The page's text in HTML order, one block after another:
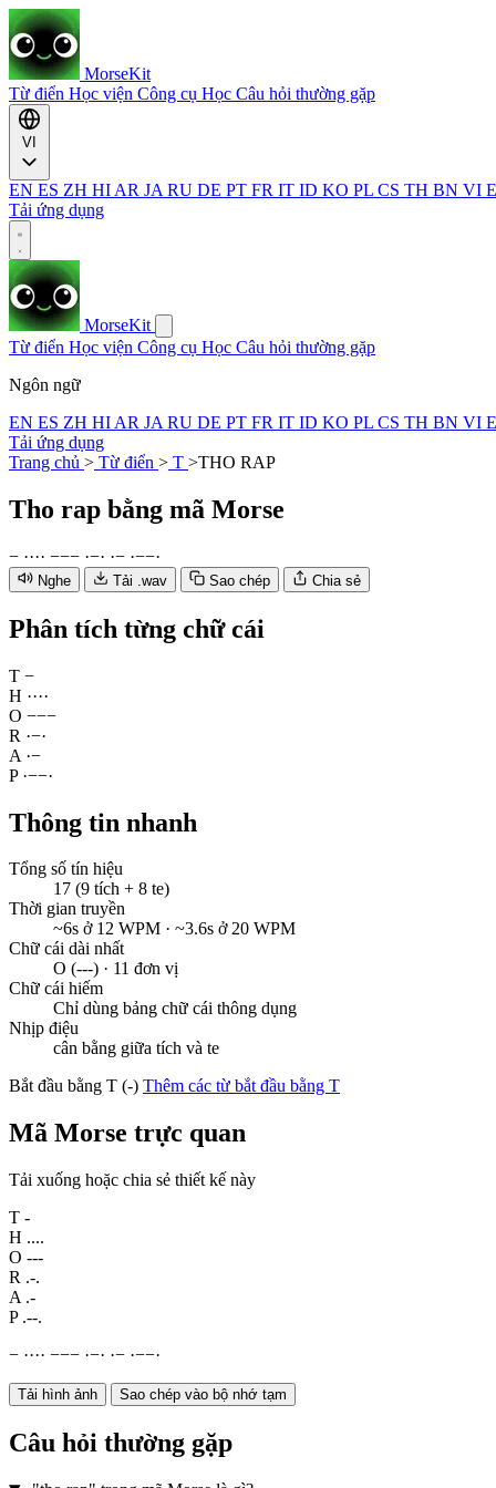
MorseKit
Từ điển Học viện Công cụ Học Câu hỏi thường gặp
EN ES ZH HI AR JA RU DE PT FR IT ID KO PL CS TH BN VI
Tải ứng dụng
MorseKit
Từ điển Học viện Công cụ Học Câu hỏi thường gặp
Ngôn ngữ
EN ES ZH HI AR JA RU DE PT FR IT ID KO PL CS TH BN VI
Tải ứng dụng
Trang chủ > Từ điển > T >THO RAP
Tho rap bằng mã Morse
− ···· −−− ·−· ·− ·−−·
Nghe Tải .wav Sao chép Chia sẻ
Phân tích từng chữ cái
T −
H ····
O −−−
R ·−·
A ·−
P ·−−·
Thông tin nhanh
Tổng số tín hiệu
17 (9 tích + 8 te)
Thời gian truyền
~6s ở 12 WPM · ~3.6s ở 20 WPM
Chữ cái dài nhất
O (---) · 11 đơn vị
Chữ cái hiếm
Chỉ dùng bảng chữ cái thông dụng
Nhịp điệu
cân bằng giữa tích và te
Bắt đầu bằng T (-) Thêm các từ bắt đầu bằng T
Mã Morse trực quan
Tải xuống hoặc chia sẻ thiết kế này
T -
H ....
O ---
R .-.
A .-
P .--.
− ···· −−− ·−· ·− ·−−·
Tải hình ảnh Sao chép vào bộ nhớ tạm
Câu hỏi thường gặp